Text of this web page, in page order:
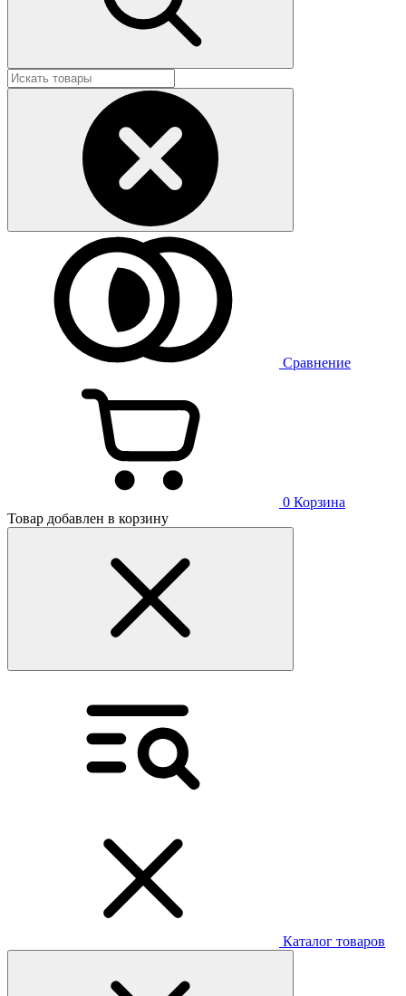
Сравнение
0 Корзина
Товар добавлен в корзину
Каталог товаров